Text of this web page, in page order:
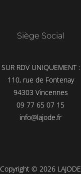
Siège Social
SUR RDV UNIQUEMENT :
110, rue de Fontenay
94303 Vincennes
09 77 65 07 15
info@lajode.fr
Copyright © 2026 LAJODE